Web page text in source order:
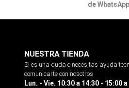
de WhatsApp
NUESTRA TIENDA
Si es una duda o necesitas ayuda
comunicarte con nosotros
Lun. - Vie. 10:30 a 14:30 - 15:00